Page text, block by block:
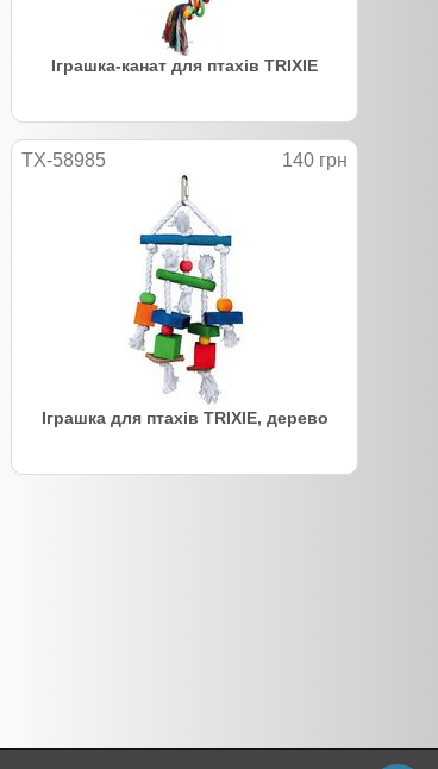
Іграшка-канат для птахів TRIXIE
TX-58985 140 грн
Іграшка для птахів TRIXIE, дерево